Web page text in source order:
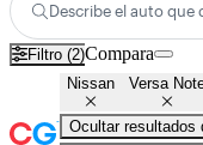
Describe el auto que
Filtro (2)Compara
Nissan Versa
Ocultar resultados